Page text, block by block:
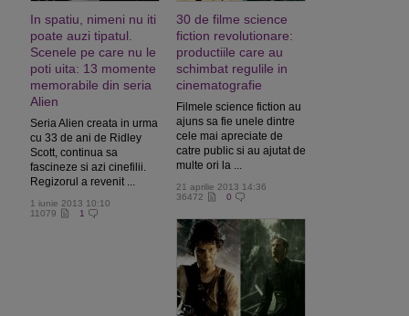
In spatiu, nimeni nu iti
poate auzi tipatul.
Scenele pe care nu le
poti uita: 13 momente
memorabile din seria
Alien
Seria Alien creata in urma
cu 33 de ani de Ridley
Scott, continua sa
fascineze si azi cinefilii.
Regizorul a revenit ...
1 iunie 2013 10:10
11079
1
30 de filme science
fiction revolutionare:
productiile care au
schimbat regulile in
cinematografie
Filmele science fiction au
ajuns sa fie unele dintre
cele mai apreciate de
catre public si au ajutat de
multe ori la ...
21 aprilie 2013 14:36
36472
0